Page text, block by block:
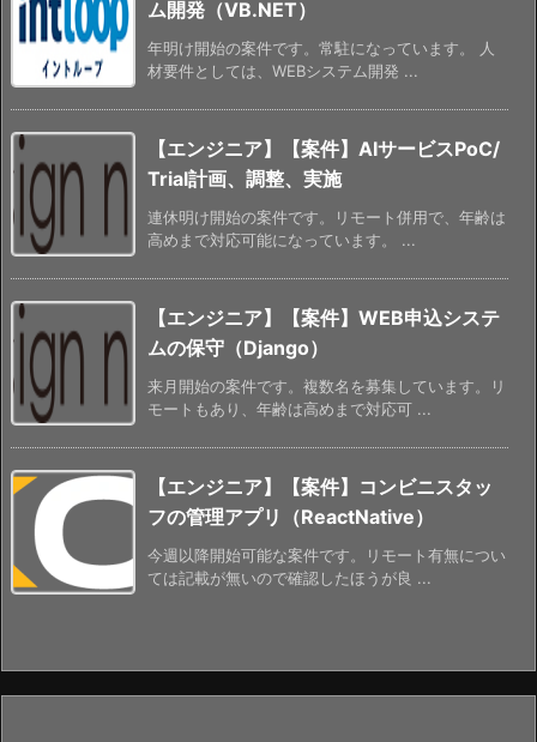
ム開発（VB.NET）
年明け開始の案件です。常駐になっています。 人
材要件としては、WEBシステム開発 ...
【エンジニア】【案件】AIサービスPoC/
Trial計画、調整、実施
連休明け開始の案件です。リモート併用で、年齢は
高めまで対応可能になっています。 ...
【エンジニア】【案件】WEB申込システ
ムの保守（Django）
来月開始の案件です。複数名を募集しています。リ
モートもあり、年齢は高めまで対応可 ...
【エンジニア】【案件】コンビニスタッ
フの管理アプリ（ReactNative）
今週以降開始可能な案件です。リモート有無につい
ては記載が無いので確認したほうが良 ...